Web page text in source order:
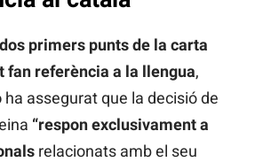
primers punts de la carta
fan referència a la llengua,
ha assegurat que la decisió de
“respon exclusivament a
relacionats amb el seu